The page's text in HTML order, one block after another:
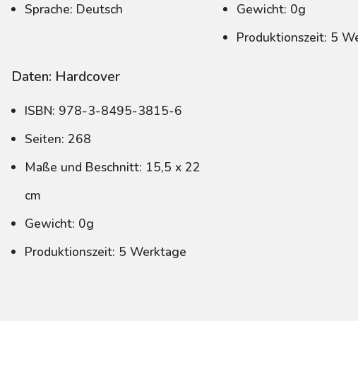
Sprache: Deutsch
Gewicht: 0g
Produktionszeit: 5
Daten: Hardcover
ISBN: 978-3-8495-3815-6
Seiten: 268
Maße und Beschnitt: 15,5 x 22
cm
Gewicht: 0g
Produktionszeit: 5 Werktage